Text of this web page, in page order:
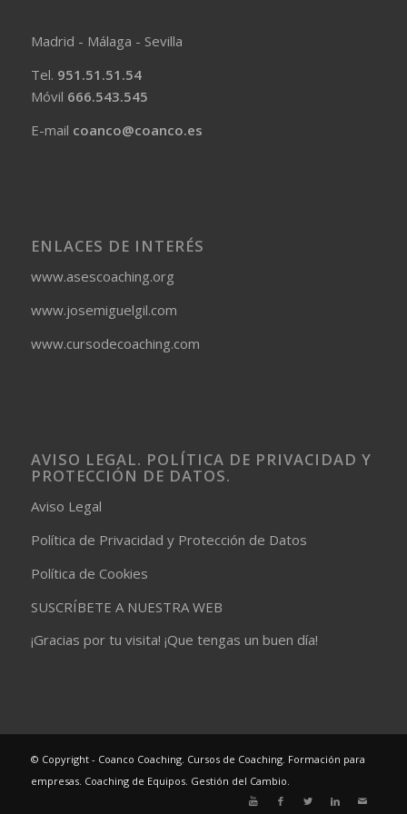
Madrid - Málaga - Sevilla
Tel. 951.51.51.54
Móvil 666.543.545
E-mail coanco@coanco.es
ENLACES DE INTERÉS
www.asescoaching.org
www.josemiguelgil.com
www.cursodecoaching.com
AVISO LEGAL. POLÍTICA DE PRIVACIDAD Y
PROTECCIÓN DE DATOS.
Aviso Legal
Política de Privacidad y Protección de Datos
Política de Cookies
SUSCRÍBETE A NUESTRA WEB
¡Gracias por tu visita! ¡Que tengas un buen día!
© Copyright - Coanco Coaching. Cursos de Coaching. Formación para
empresas. Coaching de Equipos. Gestión del Cambio.